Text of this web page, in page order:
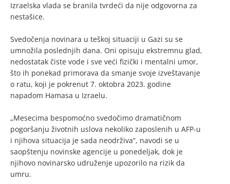
Izraelska vlada se branila tvrdeći da nije odgovorna za
nestašice.
Svedočenja novinara u teškoj situaciji u Gazi su se
umnožila poslednjih dana. Oni opisuju ekstremnu glad,
nedostatak čiste vode i sve veći fizički i mentalni umor,
što ih ponekad primorava da smanje svoje izveštavanje
o ratu, koji je pokrenut 7. oktobra 2023. godine
napadom Hamasa u Izraelu.
„Mesecima bespomoćno svedočimo dramatičnom
pogoršanju životnih uslova nekoliko zaposlenih u AFP-u
i njihova situacija je sada neodrživa“, navodi se u
saopštenju novinske agencije u ponedeljak, dok je
njihovo novinarsko udruženje upozorilo na rizik da
umru.